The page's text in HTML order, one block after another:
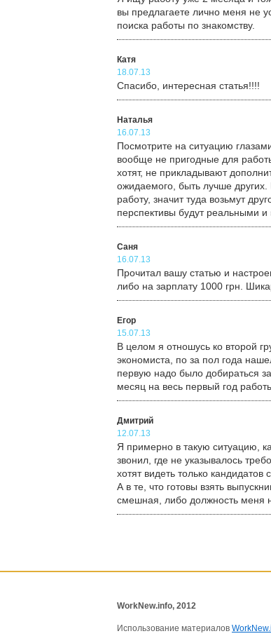
вы предлагаете лично меня не
поиска работы по знакомству.
Катя
18.07.13
Спасибо, интересная статья!!!!
Наталья
16.07.13
Посмотрите на ситуацию
вообще не пригодные для
хотят, не прикладывают
ожидаемого, быть лучше других.
работу, значит туда возьмут
перспективы будут реальными и
Саня
16.07.13
Прочитал вашу статью и
либо на зарплату 1000 грн.
Егор
15.07.13
В целом я отношусь ко второй
экономиста, по за пол года
первую надо было добираться
месяц на весь первый год
Дмитрий
12.07.13
Я примерно в такую ситуацию,
звонил, где не указывалось
хотят видеть только кандидатов
А в те, что готовы взять
смешная, либо должность меня
WorkNew.info, 2012
Использование материалов